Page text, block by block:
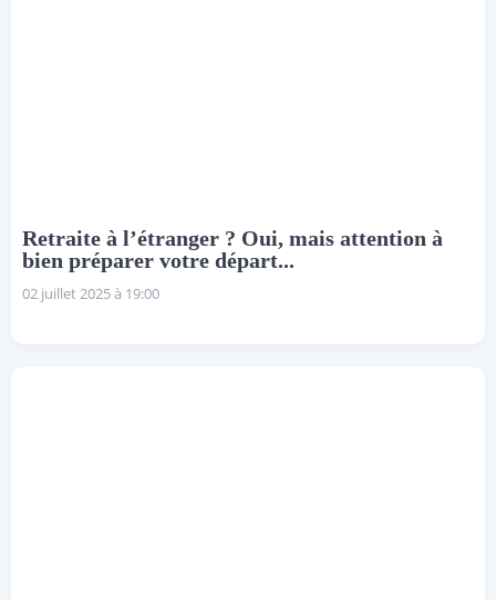
Retraite à l’étranger ? Oui, mais attention à
bien préparer votre départ...
02 juillet 2025 à 19:00